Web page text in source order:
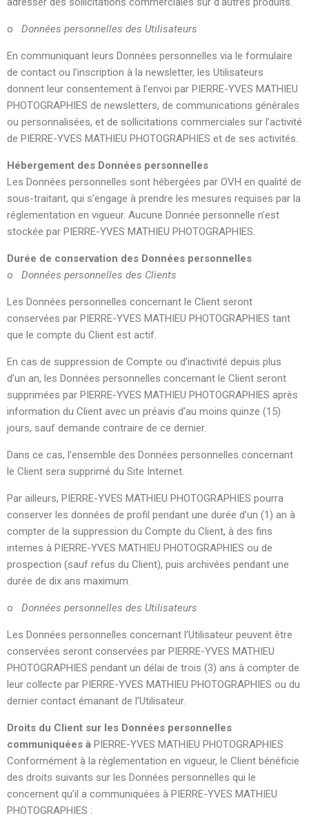
o Données personnelles des Utilisateurs
En communiquant leurs Données personnelles via le formulaire
de contact ou l’inscription à la newsletter, les Utilisateurs
donnent leur consentement à l’envoi par PIERRE-YVES MATHIEU
PHOTOGRAPHIES de newsletters, de communications générales
ou personnalisées, et de sollicitations commerciales sur l’activité
de PIERRE-YVES MATHIEU PHOTOGRAPHIES et de ses activités.
Hébergement des Données personnelles
Les Données personnelles sont hébergées par OVH en qualité de
sous-traitant, qui s’engage à prendre les mesures requises par la
réglementation en vigueur. Aucune Donnée personnelle n’est
stockée par PIERRE-YVES MATHIEU PHOTOGRAPHIES.
Durée de conservation des Données personnelles
o Données personnelles des Clients
Les Données personnelles concernant le Client seront
conservées par PIERRE-YVES MATHIEU PHOTOGRAPHIES tant
que le compte du Client est actif.
En cas de suppression de Compte ou d’inactivité depuis plus
d’un an, les Données personnelles concernant le Client seront
supprimées par PIERRE-YVES MATHIEU PHOTOGRAPHIES après
information du Client avec un préavis d’au moins quinze (15)
jours, sauf demande contraire de ce dernier.
Dans ce cas, l’ensemble des Données personnelles concernant
le Client sera supprimé du Site Internet.
Par ailleurs, PIERRE-YVES MATHIEU PHOTOGRAPHIES pourra
conserver les données de profil pendant une durée d’un (1) an à
compter de la suppression du Compte du Client, à des fins
internes à PIERRE-YVES MATHIEU PHOTOGRAPHIES ou de
prospection (sauf refus du Client), puis archivées pendant une
durée de dix ans maximum.
o Données personnelles des Utilisateurs
Les Données personnelles concernant l’Utilisateur peuvent être
conservées seront conservées par PIERRE-YVES MATHIEU
PHOTOGRAPHIES pendant un délai de trois (3) ans à compter de
leur collecte par PIERRE-YVES MATHIEU PHOTOGRAPHIES ou du
dernier contact émanant de l’Utilisateur.
Droits du Client sur les Données personnelles
communiquées à PIERRE-YVES MATHIEU PHOTOGRAPHIES
Conformément à la règlementation en vigueur, le Client bénéficie
des droits suivants sur les Données personnelles qui le
concernent qu’il a communiquées à PIERRE-YVES MATHIEU
PHOTOGRAPHIES :